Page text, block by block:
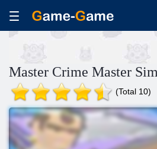
Master Crime Master
(Total 10)